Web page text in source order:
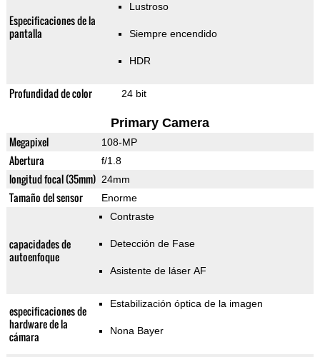
Especificaciones de la
pantalla
Lustroso
Siempre encendido
HDR
Profundidad de color 24 bit
Primary Camera
Megapixel 108-MP
Abertura f/1.8
longitud focal (35mm) 24mm
Tamaño del sensor Enorme
capacidades de
autoenfoque
Contraste
Detección de Fase
Asistente de láser AF
especificaciones de
hardware de la
cámara
Estabilización óptica de la imagen
Nona Bayer